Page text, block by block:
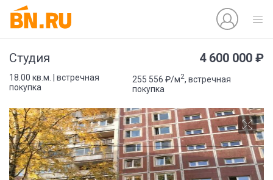
Студия 4 600 000 ₽
18.00 кв.м. | встречная
покупка
255 556 ₽/м2, встречная
покупка